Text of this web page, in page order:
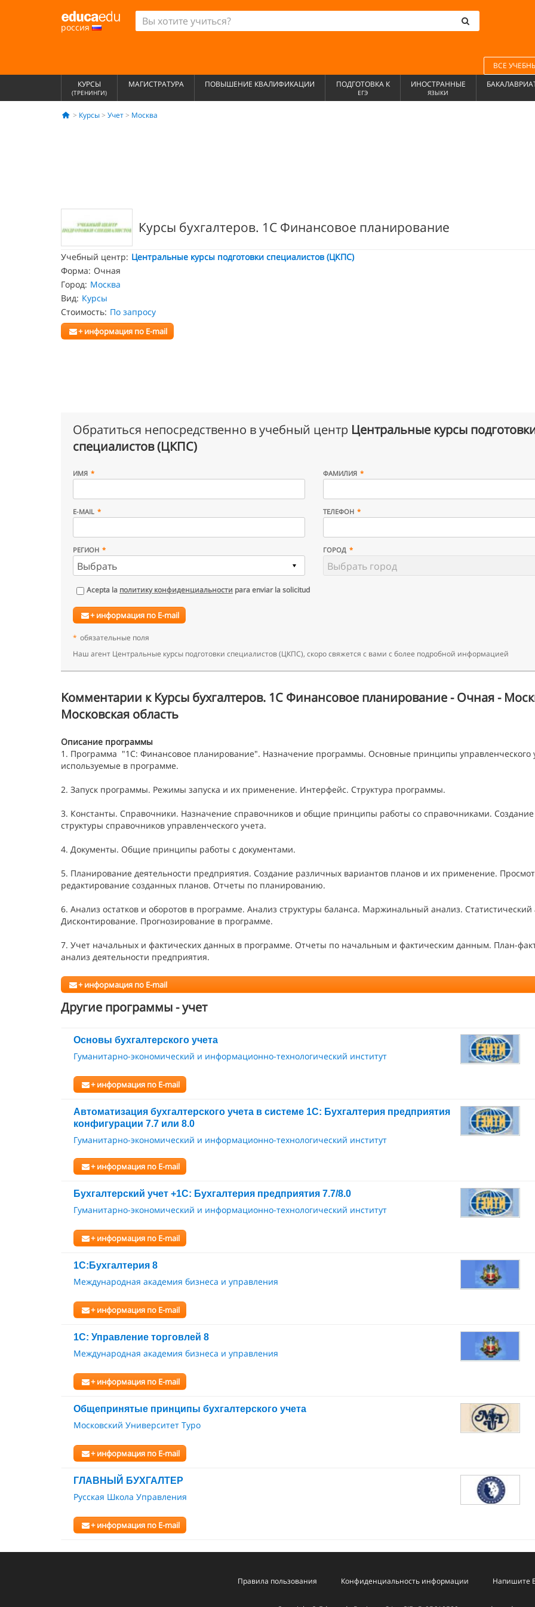
россия
ВСЕ
КУРСЫ
(ТРЕНИНГИ)
МАГИСТРАТУРА ПОВЫШЕНИЕ КВАЛИФИКАЦИИ ПОДГОТОВКА К
ЕГЭ
ИНОСТРАННЫЕ
ЯЗЫКИ
Курсы Учет Москва
Курсы бухгалтеров. 1С Финансовое планирование
Учебный центр: Центральные курсы подготовки специалистов (ЦКПС)
Форма: Очная
Город: Москва
Вид: Курсы
Стоимость: По запросу
+ информация по E-mail
Обратиться непосредственно в учебный центр Центральные курсы
специалистов (ЦКПС)
ИМЯ ФАМИЛИЯ
E-MAIL ТЕЛЕФОН
РЕГИОН ГОРОД
Acepta la политику конфиденциальности para enviar la solicitud
+ информация по E-mail
* обязательные поля
Наш агент Центральные курсы подготовки специалистов (ЦКПС), скоро свяжется с вами с более подробной информацией
Kомментарии к Курсы бухгалтеров. 1С Финансовое планирование - Очная -
Московская область
Описание программы
1. Программа "1С: Финансовое планирование". Назначение программы. Основные принципы управленческого
используемые в программе.
2. Запуск программы. Режимы запуска и их применение. Интерфейс. Структура программы.
3. Константы. Справочники. Назначение справочников и общие принципы работы со справочниками. Создание
структуры справочников управленческого учета.
4. Документы. Общие принципы работы с документами.
5. Планирование деятельности предприятия. Создание различных вариантов планов и их применение.
редактирование созданных планов. Отчеты по планированию.
6. Анализ остатков и оборотов в программе. Анализ структуры баланса. Маржинальный анализ. Статистический
Дисконтирование. Прогнозирование в программе.
7. Учет начальных и фактических данных в программе. Отчеты по начальным и фактическим данным. План-
анализ деятельности предприятия.
+ информация по E-mail
Другие программы - учет
Основы бухгалтерского учета
Гуманитарно-экономический и информационно-технологический институт
+ информация по E-mail
Автоматизация бухгалтерского учета в системе 1С: Бухгалтерия предприятия
конфигурации 7.7 или 8.0
Гуманитарно-экономический и информационно-технологический институт
+ информация по E-mail
Бухгалтерский учет +1С: Бухгалтерия предприятия 7.7/8.0
Гуманитарно-экономический и информационно-технологический институт
+ информация по E-mail
1С:Бухгалтерия 8
Международная академия бизнеса и управления
+ информация по E-mail
1С: Управление торговлей 8
Международная академия бизнеса и управления
+ информация по E-mail
Общепринятые принципы бухгалтерского учета
Московский Университет Туро
+ информация по E-mail
ГЛАВНЫЙ БУХГАЛТЕР
Русская Школа Управления
+ информация по E-mail
Правила пользования Конфиденциальность информации Напишите